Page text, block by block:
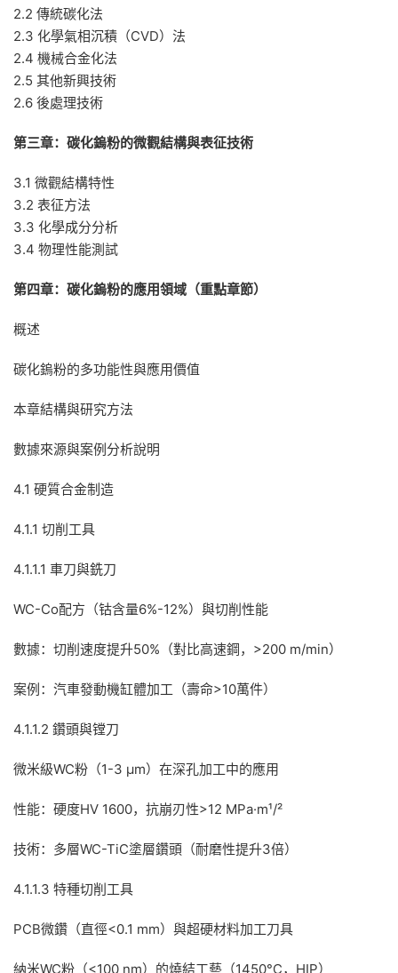
2.2 傳統碳化法
2.3 化學氣相沉積（CVD）法
2.4 機械合金化法
2.5 其他新興技術
2.6 後處理技術
第三章：碳化鎢粉的微觀結構與表征技術
3.1 微觀結構特性
3.2 表征方法
3.3 化學成分分析
3.4 物理性能測試
第四章：碳化鎢粉的應用領域（重點章節）
概述
碳化鎢粉的多功能性與應用價值
本章結構與研究方法
數據來源與案例分析說明
4.1 硬質合金制造
4.1.1 切削工具
4.1.1.1 車刀與銑刀
WC-Co配方（钴含量6%-12%）與切削性能
數據：切削速度提升50%（對比高速鋼，>200 m/min）
案例：汽車發動機缸體加工（壽命>10萬件）
4.1.1.2 鑽頭與镗刀
微米級WC粉（1-3 μm）在深孔加工中的應用
性能：硬度HV 1600，抗崩刃性>12 MPa·m¹/²
技術：多層WC-TiC塗層鑽頭（耐磨性提升3倍）
4.1.1.3 特種切削工具
PCB微鑽（直徑<0.1 mm）與超硬材料加工刀具
納米WC粉（<100 nm）的燒結工藝（1450°C，HIP）